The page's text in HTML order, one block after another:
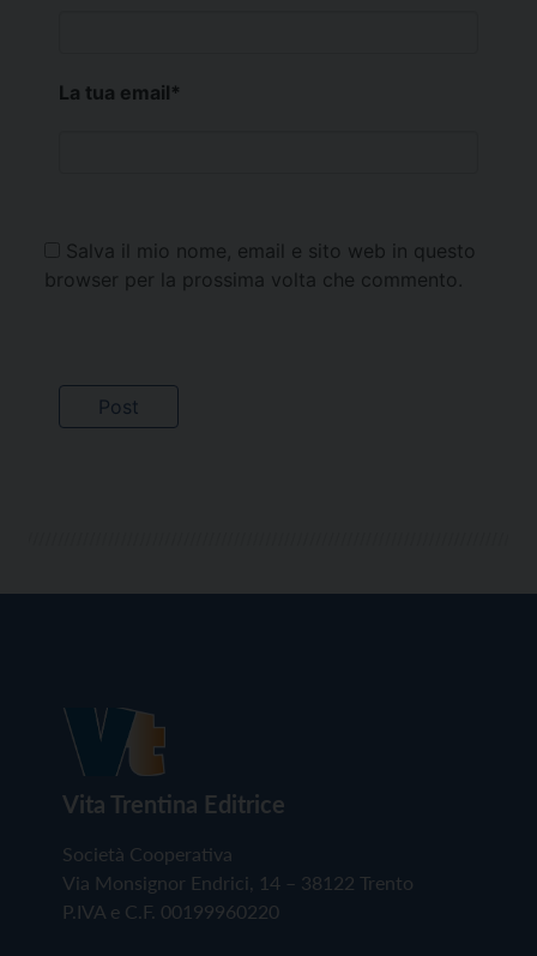
La tua email*
Salva il mio nome, email e sito web in questo
browser per la prossima volta che commento.
Vita Trentina Editrice
Società Cooperativa
Via Monsignor Endrici, 14 – 38122 Trento
P.IVA e C.F. 00199960220